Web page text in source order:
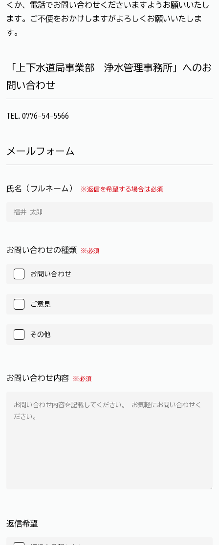
くか、電話でお問い合わせくださいますようお願いいたし
ます。ご不便をおかけしますがよろしくお願いいたしま
す。
「上下水道局事業部 浄水管理事務所」へのお
問い合わせ
TEL.0776-54-5566
メールフォーム
氏名（フルネーム） ※返信を希望する場合は必須
お問い合わせの種類 ※必須
お問い合わせ
ご意見
その他
お問い合わせ内容 ※必須
返信希望